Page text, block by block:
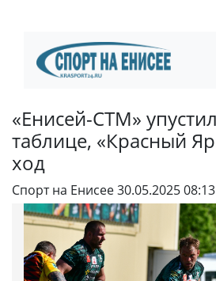
«Енисей-СТМ»
таблице, «Красный
ход
Спорт на Енисее30.05.2025 08:13